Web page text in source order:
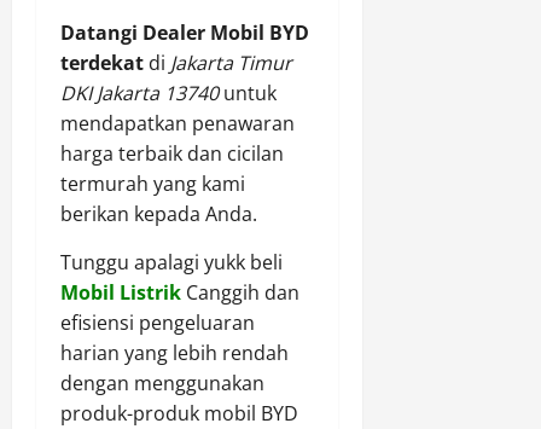
Datangi Dealer Mobil BYD
terdekat di Jakarta Timur
DKI Jakarta 13740untuk
mendapatkan penawaran
harga terbaik dan cicilan
termurah yang kami
berikan kepada Anda.
Tunggu apalagi yukk beli
Mobil Listrik Canggih dan
efisiensi pengeluaran
harian yang lebih rendah
dengan menggunakan
produk-produk mobil BYD